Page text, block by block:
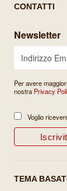
CONTATTI
Newsletter
Per avere
nostra Privacy
Voglio
TEMA